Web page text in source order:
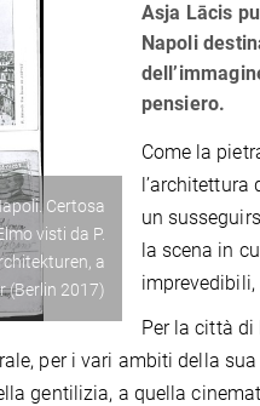
Certosa
visti da P.
a
(Berlin 2017)
Asja Lācis
Napoli
pensiero.
Come la
l’architettura
un
la scena in
Per la città
per i vari ambiti della
gentilizia, a quella